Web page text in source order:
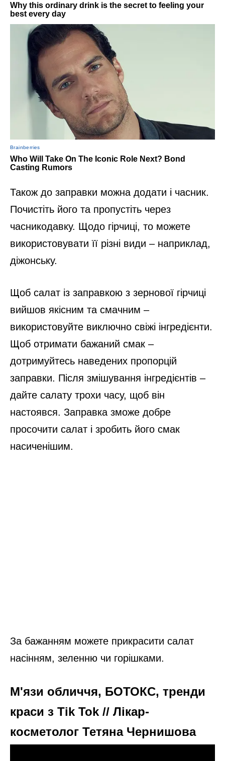
Також до заправки можна додати і часник.
Почистіть його та пропустіть через
часникодавку. Щодо гірчиці, то можете
використовувати її різні види – наприклад,
діжонську.
Щоб салат із заправкою з зернової гірчиці
вийшов якісним та смачним –
використовуйте виключно свіжі інгредієнти.
Щоб отримати бажаний смак –
дотримуйтесь наведених пропорцій
заправки. Після змішування інгредієнтів –
дайте салату трохи часу, щоб він
настоявся. Заправка зможе добре
просочити салат і зробить його смак
насиченішим.
За бажанням можете прикрасити салат
насінням, зеленню чи горішками.
М'язи обличчя, БОТОКС, тренди
краси з Tik Tok // Лікар-
косметолог Тетяна Чернишова